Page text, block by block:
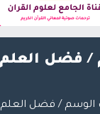
/ فضل العلم
الوسم / فضل العلم